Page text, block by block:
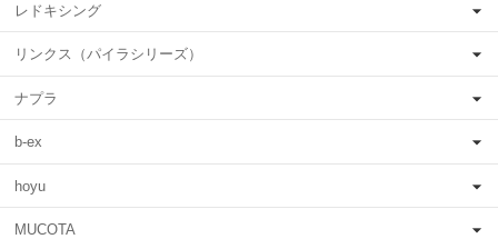
レドキシング
リンクス（パイラシリーズ）
ナプラ
b-ex
hoyu
MUCOTA